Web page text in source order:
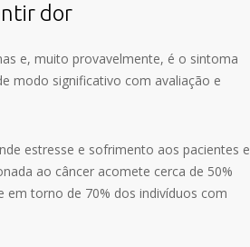
dor
e, muito provavelmente, é o sintoma
modo significativo com avaliação e
estresse e sofrimento aos pacientes e
ao câncer acomete cerca de 50%
em torno de 70% dos indivíduos com